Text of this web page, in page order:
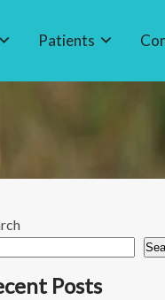
Patients
Posts